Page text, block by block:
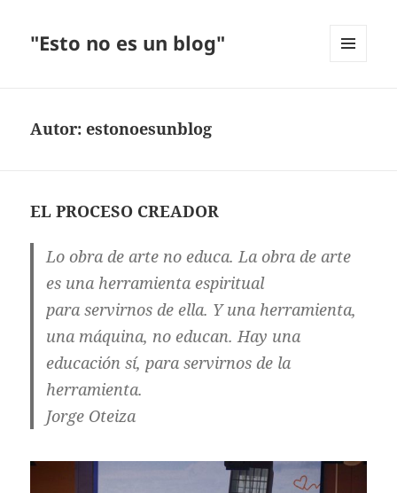
"Esto no es un blog"
Autor:estonoesunblog
EL PROCESO CREADOR
Lo obra de arte no educa. La obra de arte
es una herramienta espiritual
para servirnos de ella. Y una herramienta,
una máquina, no educan. Hay una
educación sí, para servirnos de la
herramienta.
Jorge Oteiza